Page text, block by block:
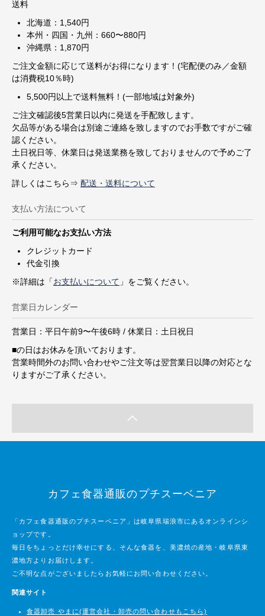
送料
北海道：1,540円
本州・四国・九州：660〜880円
沖縄県：1,870円
ご注文金額に応じて送料がお得になります！(宅配便のみ／金額
は消費税10％時)
5,500円以上で送料無料！(一部地域は対象外)
ご注文確認後5営業日以内に発送を手配致します。
欠品等がある場合は別途ご連絡を致しますのでお手数ですがご確
認ください。
土日祝日等、休業日は発送業務を致しておりませんので予めご了
承ください。
詳しくはこちら⇒ 配送・送料について
支払い方法について
ご利用可能なお支払い方法
クレジットカード
代金引換
※詳細は「お支払いについて 」をご覧ください。
営業日カレンダー
営業日：平日午前9〜午後6時 / 休業日：土日祝日
■の日はお休みを頂いております。
営業時間外のお問い合わせやご注文等は翌営業日以降の対応とな
りますがご了承ください。
カフェ食器通販のプチスーベニア
「カフェ食器通販のプチスーベニア」は岐阜県瑞浪市にあるオンラインシ
ョップです。
毎日をちょっとだけ幸せにする、そんな食器を、美濃焼の産地・岐阜県東
濃地方よりお届けします。
ご不明な点がございましたらお気軽にお問い合わせください。
関連サイト
食器卸売 やまに(運営会社・卸売の問い合わせもこちら)